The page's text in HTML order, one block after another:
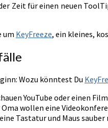
Zeit für einen neuen
um KeyFreeze, ein kleines,
Wozu könntest Du
YouTube oder einen
wollen eine
Tastatur und Maus